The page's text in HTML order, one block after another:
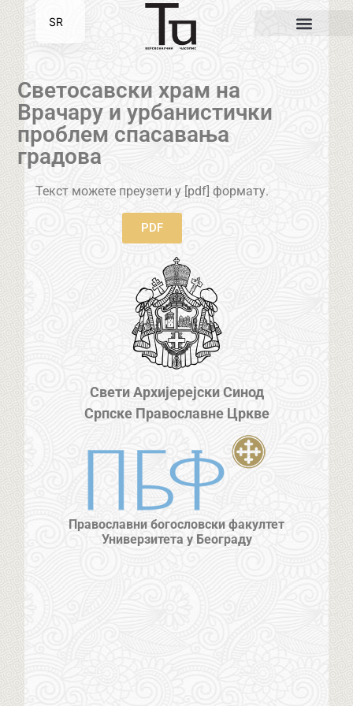
Светосавски храм на
Врачару и урбанистички
проблем спасавања
градова
Текст можете преузети у [pdf] формату.
PDF
Свети Архијерејски Синод
Српске Православне Цркве
Православни богословски факултет
Универзитета у Београду
SR
EN